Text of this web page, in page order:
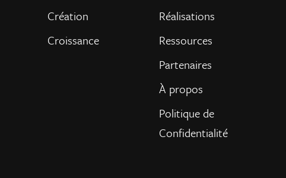
Création
Croissance
Réalisations
Ressources
Partenaires
À propos
Politique de
Confidentialité